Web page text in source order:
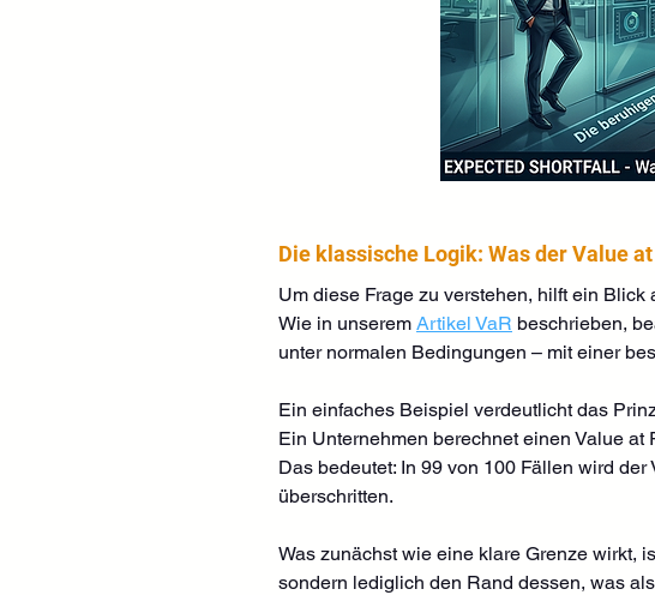
Die klassische Logik: Was der Value
Um diese Frage zu verstehen, hilft ein Blick
Wie in unserem Artikel VaR beschrieben,
unter normalen Bedingungen – mit einer
Ein einfaches Beispiel verdeutlicht das
Ein Unternehmen berechnet einen Value at
Das bedeutet: In 99 von 100 Fällen wird
überschritten.
Was zunächst wie eine klare Grenze wirkt,
sondern lediglich den Rand dessen, was als